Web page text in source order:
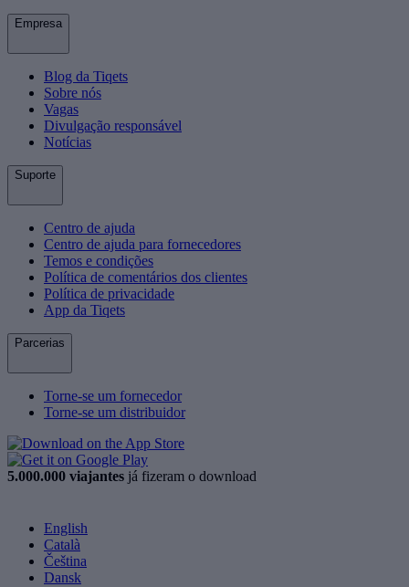
Empresa
Blog da Tiqets
Sobre nós
Vagas
Divulgação responsável
Notícias
Suporte
Centro de ajuda
Centro de ajuda para fornecedores
Temos e condições
Política de comentários dos clientes
Política de privacidade
App da Tiqets
Parcerias
Torne-se um fornecedor
Torne-se um distribuidor
5.000.000 viajantes já fizeram o download
English
Català
Čeština
Dansk